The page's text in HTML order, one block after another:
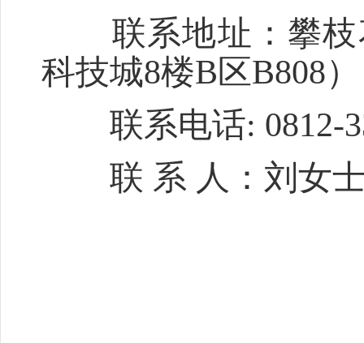
联系地址：攀枝
科技城8楼B区B808
联系电话: 0812-
联 系 人：刘女